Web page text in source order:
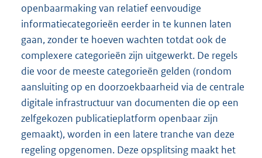
openbaarmaking van relatief eenvoudige
informatiecategorieën eerder in te kunnen laten
gaan, zonder te hoeven wachten totdat ook de
complexere categorieën zijn uitgewerkt. De regels
die voor de meeste categorieën gelden (rondom
aansluiting op en doorzoekbaarheid via de centrale
digitale infrastructuur van documenten die op een
zelfgekozen publicatieplatform openbaar zijn
gemaakt), worden in een latere tranche van deze
regeling opgenomen. Deze opsplitsing maakt het